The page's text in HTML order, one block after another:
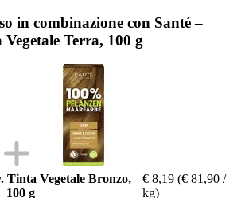
in combinazione con Santé –
Terra, 100 g
Tinta Vegetale Bronzo,
100 g
€ 8,19 (€ 81,90 /
kg)